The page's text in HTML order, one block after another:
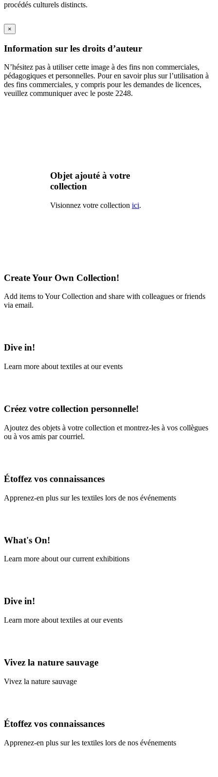
procédés culturels distincts.
×
Information sur les droits d’auteur
N’hésitez pas à utiliser cette image à des fins non commerciales,
pédagogiques et personnelles. Pour en savoir plus sur l’utilisation à
des fins commerciales, y compris pour les demandes de licences,
veuillez communiquer avec le poste 2248.
Objet ajouté à votre
collection
Visionnez votre collection ici.
Create Your Own Collection!
Add items to Your Collection and share with colleagues or friends
via email.
Dive in!
Learn more about textiles at our events
Créez votre collection personnelle!
Ajoutez des objets à votre collection et montrez-les à vos collègues
ou à vos amis par courriel.
Étoffez vos connaissances
Apprenez-en plus sur les textiles lors de nos événements
What's On!
Learn more about our current exhibitions
Dive in!
Learn more about textiles at our events
Vivez la nature sauvage
Vivez la nature sauvage
Étoffez vos connaissances
Apprenez-en plus sur les textiles lors de nos événements